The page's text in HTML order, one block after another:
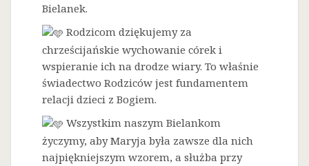
Bielanek.
Rodzicom dziękujemy za
chrześcijańskie wychowanie córek i
wspieranie ich na drodze wiary. To właśnie
świadectwo Rodziców jest fundamentem
relacji dzieci z Bogiem.
Wszystkim naszym Bielankom
życzymy, aby Maryja była zawsze dla nich
najpiękniejszym wzorem, a służba przy